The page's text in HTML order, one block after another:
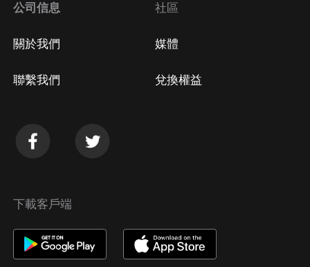
公司信息
關於我們
聯繫我們
社區
媒體
兌換權益
下載客戶端